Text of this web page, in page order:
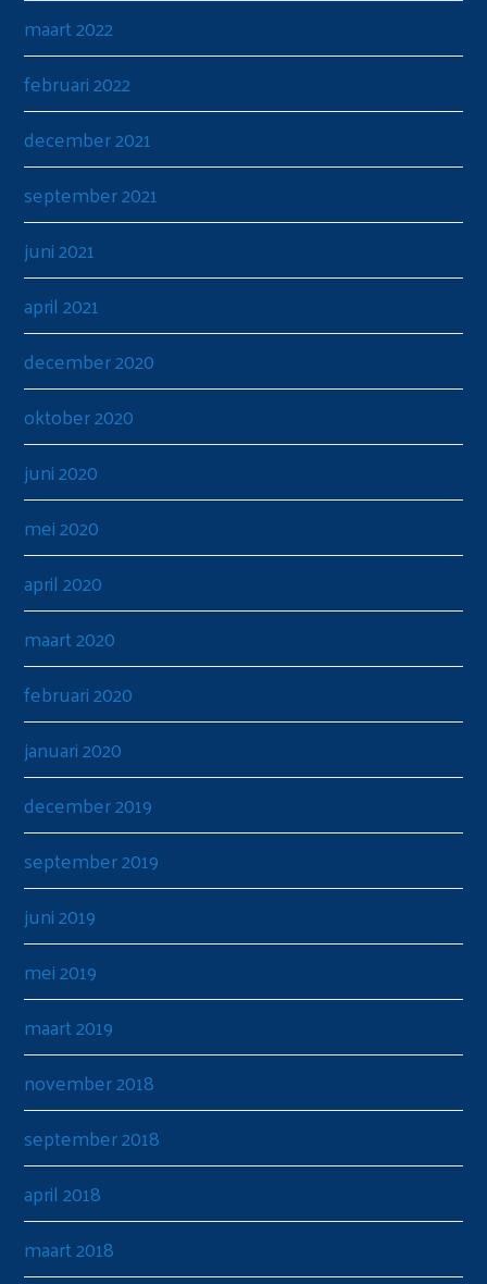
maart 2022
februari 2022
december 2021
september 2021
juni 2021
april 2021
december 2020
oktober 2020
juni 2020
mei 2020
april 2020
maart 2020
februari 2020
januari 2020
december 2019
september 2019
juni 2019
mei 2019
maart 2019
november 2018
september 2018
april 2018
maart 2018